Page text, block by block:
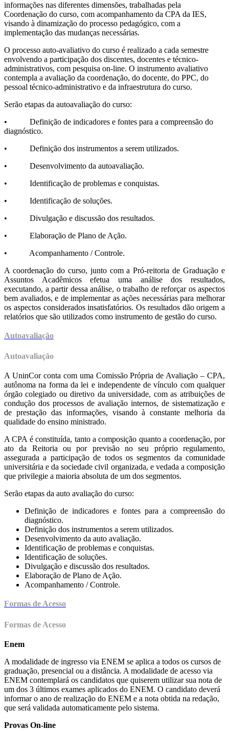
informações nas diferentes dimensões, trabalhadas pela
Coordenação do curso, com acompanhamento da CPA da IES,
visando à dinamização do processo pedagógico, com a
implementação das mudanças necessárias.
O processo auto-avaliativo do curso é realizado a cada semestre
envolvendo a participação dos discentes, docentes e técnico-
administrativos, com pesquisa on-line. O instrumento avaliativo
contempla a avaliação da coordenação, do docente, do PPC, do
pessoal técnico-administrativo e da infraestrutura do curso.
Serão etapas da autoavaliação do curso:
• Definição de indicadores e fontes para a compreensão do
diagnóstico.
• Definição dos instrumentos a serem utilizados.
• Desenvolvimento da autoavaliação.
• Identificação de problemas e conquistas.
• Identificação de soluções.
• Divulgação e discussão dos resultados.
• Elaboração de Plano de Ação.
• Acompanhamento / Controle.
A coordenação do curso, junto com a Pró-reitoria de Graduação e
Assuntos Acadêmicos efetua uma análise dos resultados,
executando, a partir dessa análise, o trabalho de reforçar os aspectos
bem avaliados, e de implementar as ações necessárias para melhorar
os aspectos considerados insatisfatórios. Os resultados dão origem a
relatórios que são utilizados como instrumento de gestão do curso.
Autoavaliação
Autoavaliação
A UninCor conta com uma Comissão Própria de Avaliação – CPA,
autônoma na forma da lei e independente de vínculo com qualquer
órgão colegiado ou diretivo da universidade, com as atribuições de
condução dos processos de avaliação internos, de sistematização e
de prestação das informações, visando à constante melhoria da
qualidade do ensino ministrado.
A CPA é constituída, tanto a composição quanto a coordenação, por
ato da Reitoria ou por previsão no seu próprio regulamento,
assegurada a participação de todos os segmentos da comunidade
universitária e da sociedade civil organizada, e vedada a composição
que privilegie a maioria absoluta de um dos segmentos.
Serão etapas da auto avaliação do curso:
Definição de indicadores e fontes para a compreensão do
diagnóstico.
Definição dos instrumentos a serem utilizados.
Desenvolvimento da auto avaliação.
Identificação de problemas e conquistas.
Identificação de soluções.
Divulgação e discussão dos resultados.
Elaboração de Plano de Ação.
Acompanhamento / Controle.
Formas de Acesso
Formas de Acesso
Enem
A modalidade de ingresso via ENEM se aplica a todos os cursos de
graduação, presencial ou a distância. A modalidade de acesso via
ENEM contemplará os candidatos que quiserem utilizar sua nota de
um dos 3 últimos exames aplicados do ENEM. O candidato deverá
informar o ano de realização do ENEM e a nota obtida na redação,
que será validada automaticamente pelo sistema.
Provas On-line